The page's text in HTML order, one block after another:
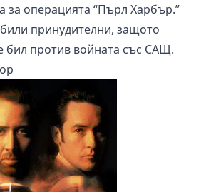
за операцията “Пърл Харбър.”
принудителни, защото
бил против войната със САЩ.